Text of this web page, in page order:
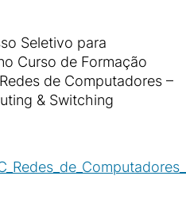
Seletivo para
Curso de Formação
de Computadores –
& Switching